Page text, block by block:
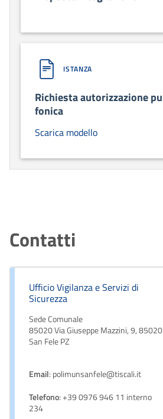
ISTANZA
Richiesta autorizzazione
fonica
Scarica modello
Contatti
Ufficio Vigilanza e Servizi di
Sicurezza
Sede Comunale
85020 Via Giuseppe Mazzini, 9, 85020
San Fele PZ
Email: polimunsanfele@tiscali.it
Telefono: +39 0976 946 11 interno
234